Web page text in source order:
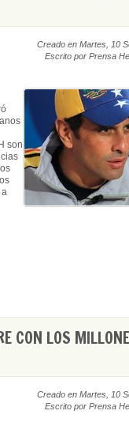
Creado en Martes, 10
Escrito por Prensa
son
a
CON LOS
Creado en Martes, 10
Escrito por Prensa